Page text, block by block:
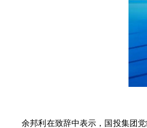
余邦利在致辞中表示，国投集团党